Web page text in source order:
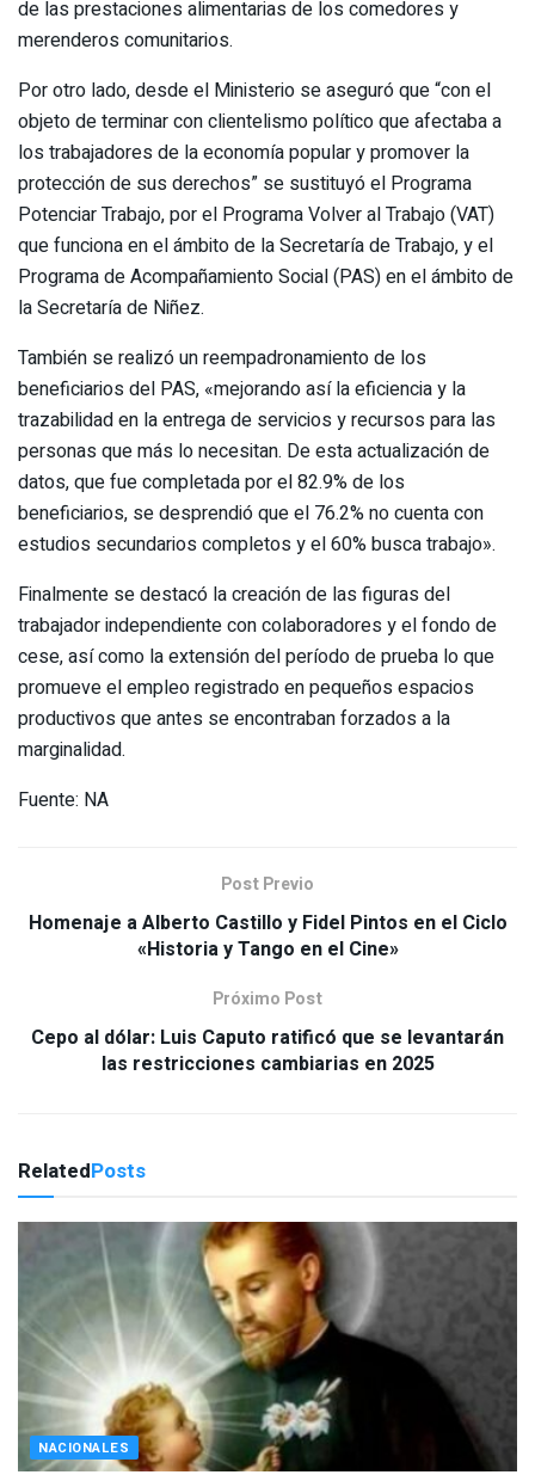
de las prestaciones alimentarias de los comedores y
merenderos comunitarios.
Por otro lado, desde el Ministerio se aseguró que “con el
objeto de terminar con clientelismo político que afectaba a
los trabajadores de la economía popular y promover la
protección de sus derechos” se sustituyó el Programa
Potenciar Trabajo, por el Programa Volver al Trabajo (VAT)
que funciona en el ámbito de la Secretaría de Trabajo, y el
Programa de Acompañamiento Social (PAS) en el ámbito de
la Secretaría de Niñez.
También se realizó un reempadronamiento de los
beneficiarios del PAS, «mejorando así la eficiencia y la
trazabilidad en la entrega de servicios y recursos para las
personas que más lo necesitan. De esta actualización de
datos, que fue completada por el 82.9% de los
beneficiarios, se desprendió que el 76.2% no cuenta con
estudios secundarios completos y el 60% busca trabajo».
Finalmente se destacó la creación de las figuras del
trabajador independiente con colaboradores y el fondo de
cese, así como la extensión del período de prueba lo que
promueve el empleo registrado en pequeños espacios
productivos que antes se encontraban forzados a la
marginalidad.
Fuente: NA
Post Previo
Homenaje a Alberto Castillo y Fidel Pintos en el Ciclo
«Historia y Tango en el Cine»
Próximo Post
Cepo al dólar: Luis Caputo ratificó que se levantarán
las restricciones cambiarias en 2025
RelatedPosts
NACIONALES